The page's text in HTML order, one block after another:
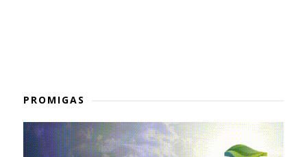
PROMIGAS